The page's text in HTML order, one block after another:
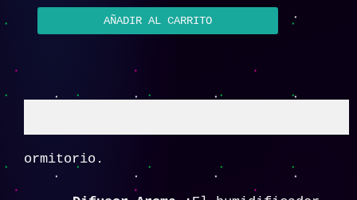
AÑADIR AL CARRITO
ormitorio.